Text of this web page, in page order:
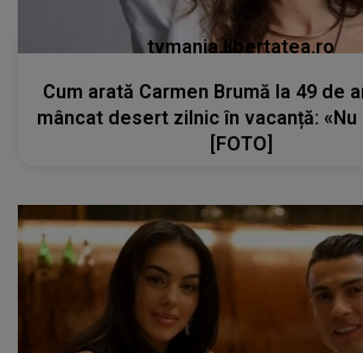
tvmania.libertatea.ro
Cum arată Carmen Brumă la 49 de
mâncat desert zilnic în vacanță: «Nu
[FOTO]